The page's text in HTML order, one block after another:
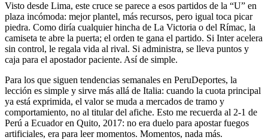
Visto desde Lima, este cruce se parece a esos partidos de la “U” en
plaza incómoda: mejor plantel, más recursos, pero igual toca picar
piedra. Como diría cualquier hincha de La Victoria o del Rímac, la
camiseta te abre la puerta; el orden te gana el partido. Si Inter acelera
sin control, le regala vida al rival. Si administra, se lleva puntos y
caja para el apostador paciente. Así de simple.
Para los que siguen tendencias semanales en PeruDeportes, la
lección es simple y sirve más allá de Italia: cuando la cuota principal
ya está exprimida, el valor se muda a mercados de tramo y
comportamiento, no al titular del afiche. Esto me recuerda al 2-1 de
Perú a Ecuador en Quito, 2017: no era duelo para apostar fuegos
artificiales, era para leer momentos. Momentos, nada más.